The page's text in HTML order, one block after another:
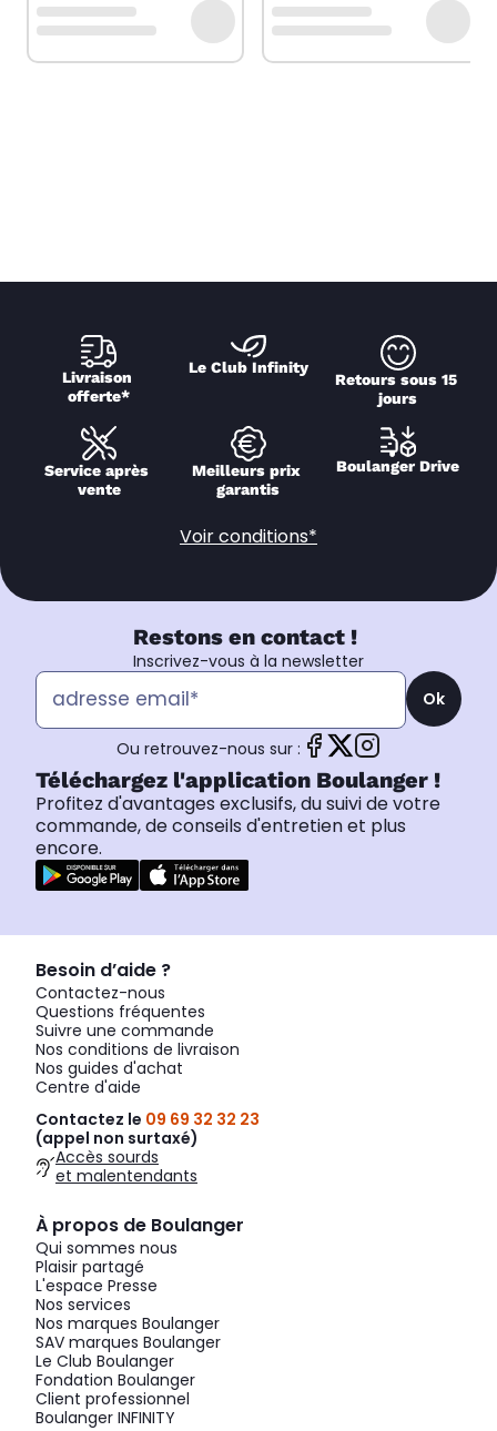
Livraison
offerte*
Le Club Infinity
Retours sous 15
jours
Service après
vente
Meilleurs prix
garantis
Boulanger Drive
Voir conditions*
Restons en contact !
Inscrivez-vous à la newsletter
Ok
Ou retrouvez-nous sur :
Téléchargez l'application Boulanger !
Profitez d'avantages exclusifs, du suivi de votre
commande, de conseils d'entretien et plus
encore.
Besoin d’aide ?
Contactez-nous
Questions fréquentes
Suivre une commande
Nos conditions de livraison
Nos guides d'achat
Centre d'aide
Contactez le 09 69 32 32 23
(appel non surtaxé)
Accès sourds
et malentendants
À propos de Boulanger
Qui sommes nous
Plaisir partagé
L'espace Presse
Nos services
Nos marques Boulanger
SAV marques Boulanger
Le Club Boulanger
Fondation Boulanger
Client professionnel
Boulanger INFINITY